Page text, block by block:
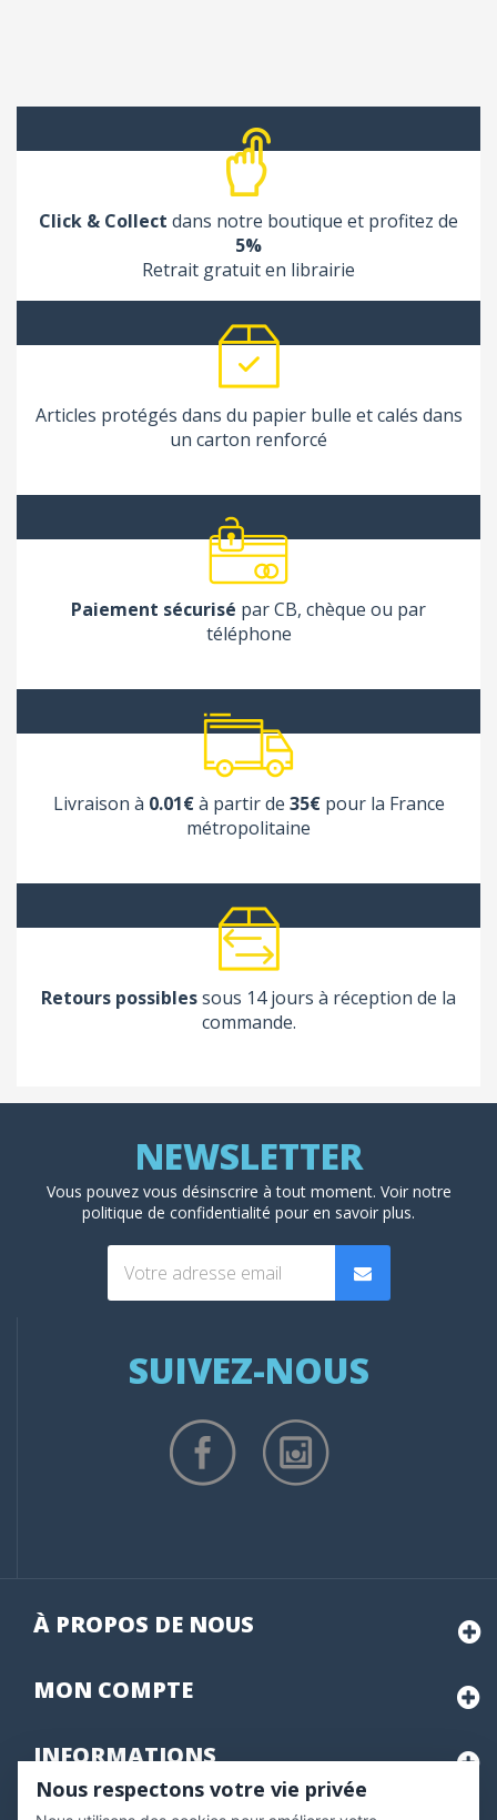
Click & Collect dans notre boutique et profitez de
5%
Retrait gratuit en librairie
Articles protégés dans du papier bulle et calés dans
un carton renforcé
Paiement sécurisé par CB, chèque ou par
téléphone
Livraison à 0.01€à partir de 35€pour la France
métropolitaine
Retours possiblessous 14 jours à réception de la
commande.
Vous pouvez vous désinscrire à tout moment. Voir notre
politique de confidentialité pour en savoir plus.
SUIVEZ-NOUS
À PROPOS DE NOUS
MON COMPTE
INFORMATIONS
Nous respectons votre vie privée